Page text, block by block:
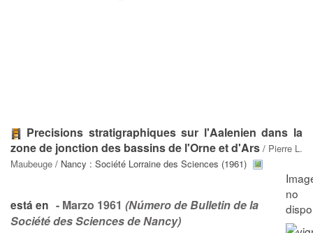
Precisions stratigraphiques sur l'Aalenien dans la
zone de jonction des bassins de l'Orne et d'Ars / Pierre L.
Maubeuge / Nancy : Société Lorraine des Sciences (1961)
está en - Marzo 1961 (Número de Bulletin de la
Société des Sciences de Nancy)